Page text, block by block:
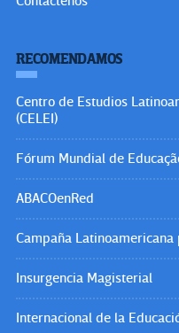
RECOMENDAMOS
Centro de Estudios
(CELEI)
Fórum Mundial de
ABACOenRed
Campaña
Insurgencia Magisterial
Internacional de la